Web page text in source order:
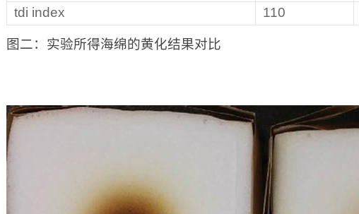
tdi index 110
图二：实验所得海绵的黄化结果对比